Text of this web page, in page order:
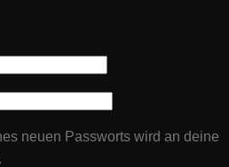
neuen Passworts wird an deine